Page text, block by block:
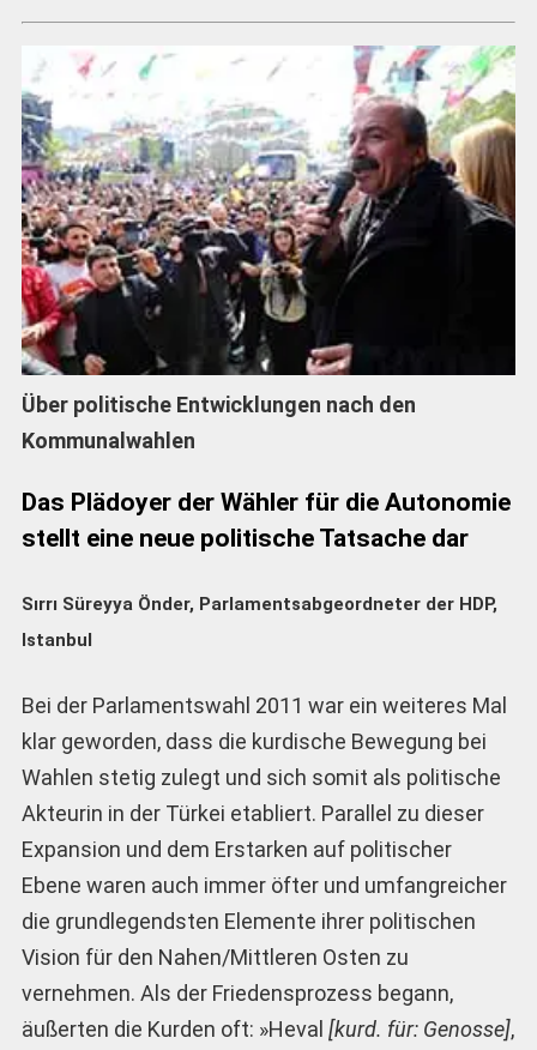
Über politische Entwicklungen nach den
Kommunalwahlen
Das Plädoyer der Wähler für die Autonomie
stellt eine neue politische Tatsache dar
Sırrı Süreyya Önder, Parlamentsabgeordneter der HDP,
Istanbul
Bei der Parlamentswahl 2011 war ein weiteres Mal
klar geworden, dass die kurdische Bewegung bei
Wahlen stetig zulegt und sich somit als politische
Akteurin in der Türkei etabliert. Parallel zu dieser
Expansion und dem Erstarken auf politischer
Ebene waren auch immer öfter und umfangreicher
die grundlegendsten Elemente ihrer politischen
Vision für den Nahen/Mittleren Osten zu
vernehmen. Als der Friedensprozess begann,
äußerten die Kurden oft: »Heval [kurd. für: Genosse],